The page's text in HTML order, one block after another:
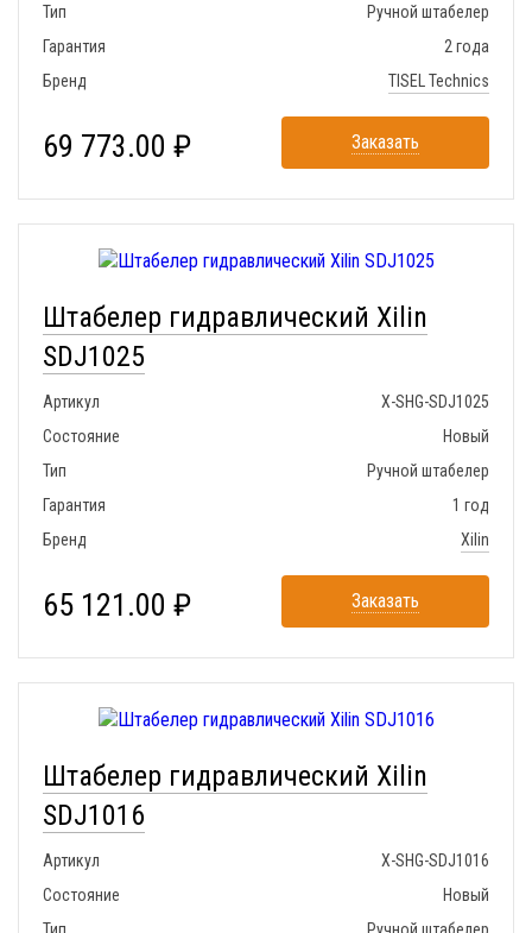
Тип
Ручной штабелер
Гарантия
2 года
Бренд
TISEL Technics
69 773.00 ₽ Заказать
Штабелер гидравлический Xilin
SDJ1025
Артикул
X-SHG-SDJ1025
Состояние
Новый
Тип
Ручной штабелер
Гарантия
1 год
Бренд
Xilin
65 121.00 ₽ Заказать
Штабелер гидравлический Xilin
SDJ1016
Артикул
X-SHG-SDJ1016
Состояние
Новый